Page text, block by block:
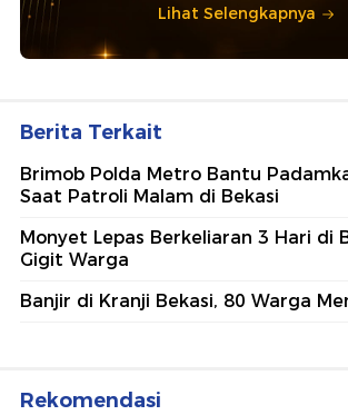
Lihat Selengkapnya
Berita Terkait
Brimob Polda Metro Bantu
Saat Patroli Malam di Bekasi
Monyet Lepas Berkeliaran 3 Hari di
Gigit Warga
Banjir di Kranji Bekasi, 80 Warga
Rekomendasi